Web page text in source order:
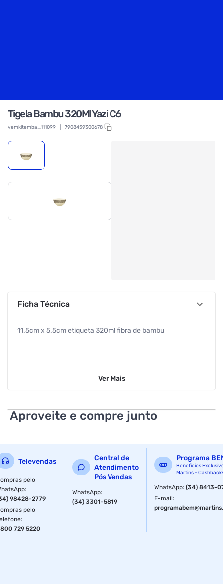
Tigela Bambu 320Ml Yazi C6
vemkitemba_111099 7908459300678
Ficha Técnica
11.5cm x 5.5cm etiqueta 320ml fibra de bambu
Ver Mais
Aproveite e compre junto
Televendas
pelo
:
98428-2779
pelo
:
729 5220
Central de
Atendimento
Pós Vendas
WhatsApp:
(34) 3301-5819
Programa
Benefícios
Martins -
WhatsApp:(34) 8413-
E-mail: